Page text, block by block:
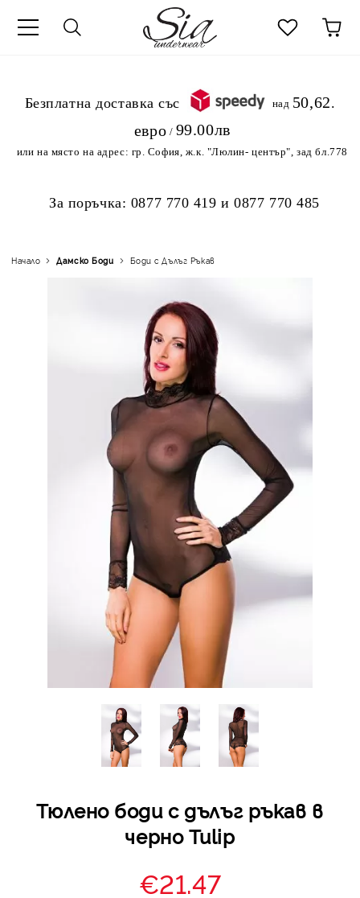
.Безплатна доставка със
над 50,62
евро / 99.00лв
или на място на адрес: гр. София, ж.к. "Люлин- център", зад бл.778
За поръчка: 0877 770 419 и0877 770 485
Начало Дамскo Боди Боди с Дълъг Ръкав
Тюлено боди с дълъг ръкав в
черно Tulip
€21.47